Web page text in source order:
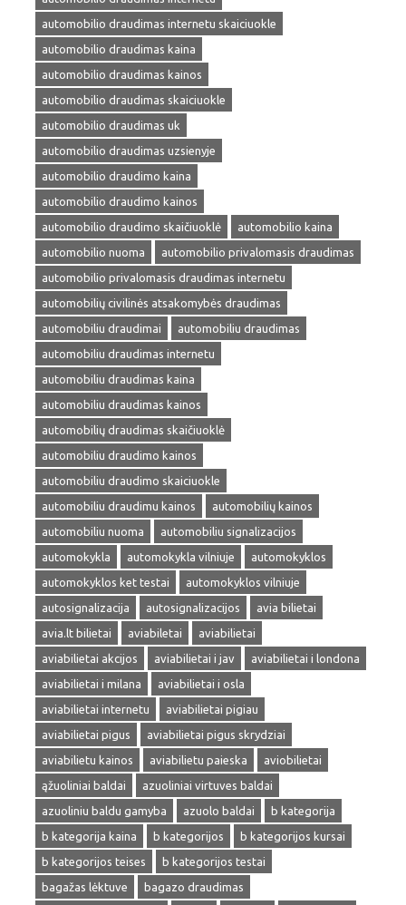
automobilio draudimas internetu skaiciuokle
automobilio draudimas kaina
automobilio draudimas kainos
automobilio draudimas skaiciuokle
automobilio draudimas uk
automobilio draudimas uzsienyje
automobilio draudimo kaina
automobilio draudimo kainos
automobilio draudimo skaičiuoklė
automobilio kaina
automobilio nuoma
automobilio privalomasis draudimas
automobilio privalomasis draudimas internetu
automobilių civilinės atsakomybės draudimas
automobiliu draudimai
automobiliu draudimas
automobiliu draudimas internetu
automobiliu draudimas kaina
automobiliu draudimas kainos
automobilių draudimas skaičiuoklė
automobiliu draudimo kainos
automobiliu draudimo skaiciuokle
automobiliu draudimu kainos
automobilių kainos
automobiliu nuoma
automobiliu signalizacijos
automokykla
automokykla vilniuje
automokyklos
automokyklos ket testai
automokyklos vilniuje
autosignalizacija
autosignalizacijos
avia bilietai
avia.lt bilietai
aviabiletai
aviabilietai
aviabilietai akcijos
aviabilietai i jav
aviabilietai i londona
aviabilietai i milana
aviabilietai i osla
aviabilietai internetu
aviabilietai pigiau
aviabilietai pigus
aviabilietai pigus skrydziai
aviabilietu kainos
aviabilietu paieska
aviobilietai
ąžuoliniai baldai
azuoliniai virtuves baldai
azuoliniu baldu gamyba
azuolo baldai
b kategorija
b kategorija kaina
b kategorijos
b kategorijos kursai
b kategorijos teises
b kategorijos testai
bagažas lėktuve
bagazo draudimas